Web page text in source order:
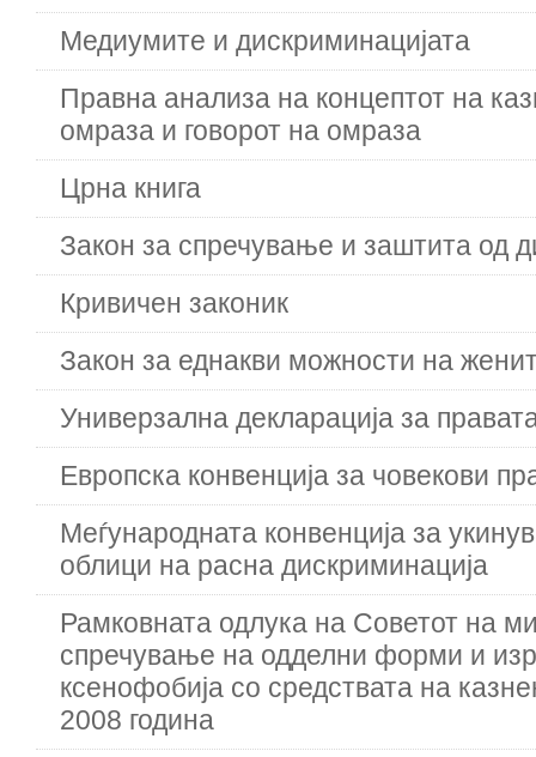
Медиумите и дискриминацијата
Правна анализа на концептот на
омраза и говорот на омраза
Црна книга
Закон за спречување и заштита од
Кривичен законик
Закон за еднакви можности на
Универзална декларација за
Европска конвенција за човекови
Меѓународната конвенција за
облици на расна дискриминација
Рамковната одлука на Советот на
спречување на одделни форми и
ксенофобија со средствата на
2008 година